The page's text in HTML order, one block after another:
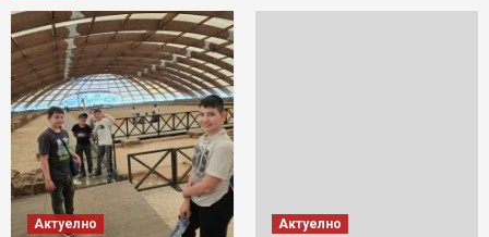
Актуелно Актуелно